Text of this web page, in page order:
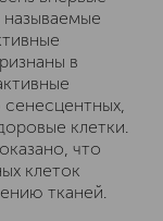
в
клетки.
что
клеток
тканей.